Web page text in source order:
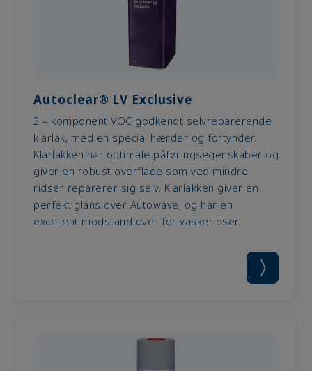
Autoclear® LV Exclusive
2 – komponent VOC godkendt selvreparerende
klarlak, med en special hærder og fortynder.
Klarlakken har optimale påføringsegenskaber og
giver en robust overflade som ved mindre
ridser reparerer sig selv. Klarlakken giver en
perfekt glans over Autowave, og har en
excellent modstand over for vaskeridser.